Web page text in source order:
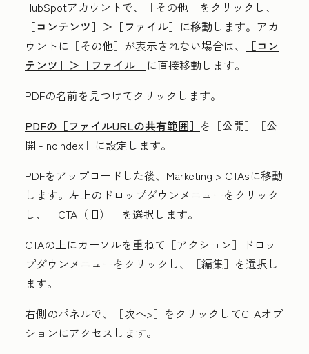
HubSpotアカウントで、
［その他］をクリックし、
［コンテンツ］＞ ［ファイル］ に移動します。アカ
ウントに ［その他］が表示されない場合は、
［コン
テンツ］＞ ［ファイル］ に直接移動します。
PDFの名前を見つけてクリックします。
PDFの［ファイルURLの共有範囲］ を ［公開］
［公
開 - noindex］ に設定します。
PDFをアップロードした後、 Marketing > CTAsに移動
します。左上の ドロップダウンメニューをクリック
し、［CTA（旧）］ を選択します。
CTAの上にカーソルを重ねて ［アクション］
ドロッ
プダウンメニューをクリックし、
［編集］ を選択し
ます。
右側のパネルで、
［次へ>］ をクリックしてCTAオプ
ションにアクセスします。